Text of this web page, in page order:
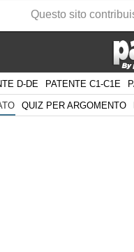
D-DE PATENTE C1-C1E
QUIZ PER ARGOMENTO
Questo sito